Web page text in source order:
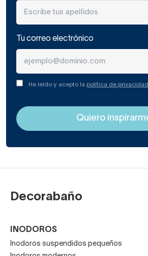
Tu correo electrónico
He leído y acepto la política de privacidad
Decorabaño
INODOROS
Inodoros suspendidos pequeños